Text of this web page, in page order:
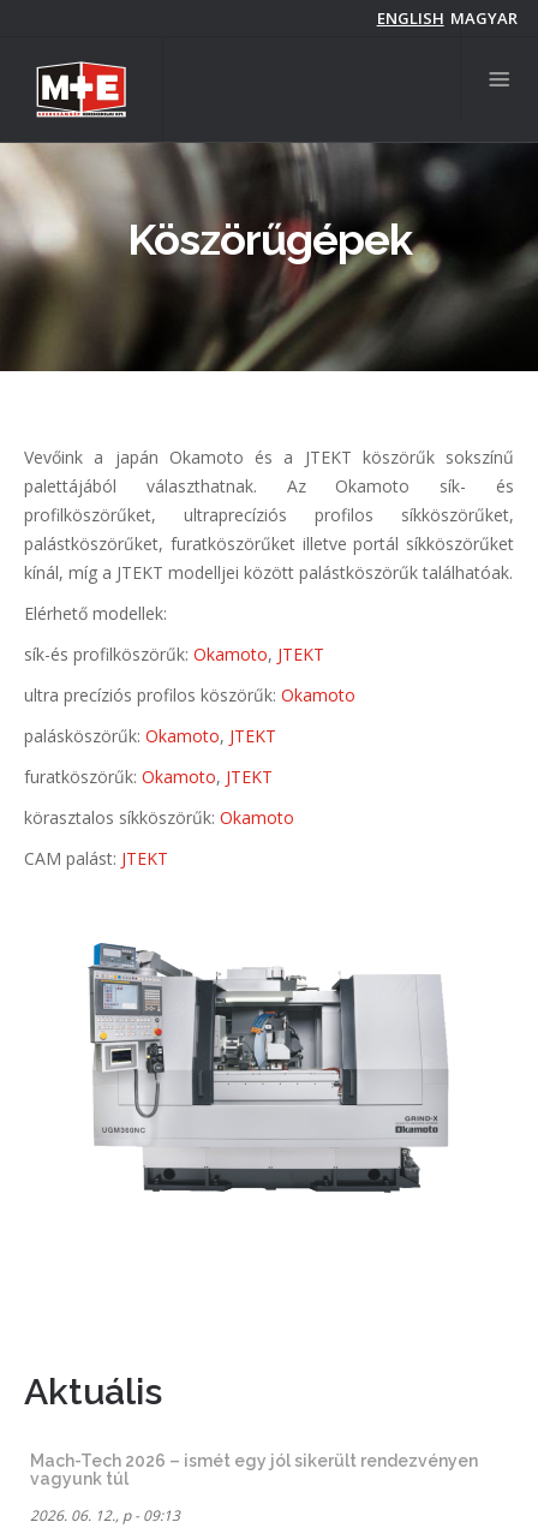
tartalomra
ENGLISH MAGYAR
Köszörűgépek
Vevőink a japán Okamoto és a JTEKT köszörűk sokszínű
palettájából választhatnak. Az Okamoto sík- és
profilköszörűket, ultraprecíziós profilos síkköszörűket,
palástköszörűket, furatköszörűket illetve portál síkköszörűket
kínál, míg a JTEKT modelljei között palástköszörűk találhatóak.
Elérhető modellek:
sík-és profilköszörűk: Okamoto, JTEKT
ultra precíziós profilos köszörűk: Okamoto
palásköszörűk: Okamoto, JTEKT
furatköszörűk: Okamoto, JTEKT
körasztalos síkköszörűk: Okamoto
CAM palást: JTEKT
Aktuális
Mach-Tech 2026 – ismét egy jól sikerült rendezvényen
vagyunk túl
2026. 06. 12., p - 09:13